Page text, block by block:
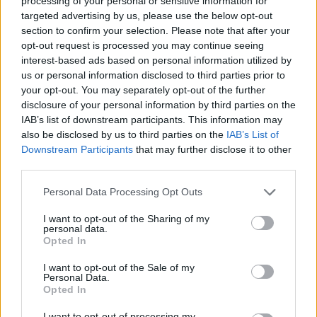
targeted advertising by us, please use the below opt-out
section to confirm your selection. Please note that after your
opt-out request is processed you may continue seeing
interest-based ads based on personal information utilized by
us or personal information disclosed to third parties prior to
your opt-out. You may separately opt-out of the further
disclosure of your personal information by third parties on the
IAB’s list of downstream participants. This information may
also be disclosed by us to third parties on the IAB’s List of
Downstream Participants that may further disclose it to other
Personal Data Processing Opt Outs
I want to opt-out of the Sharing of my
personal data.
Opted In
I want to opt-out of the Sale of my
Personal Data.
Opted In
nim wiecej sie wypowiedzieć. Będę wdzięczna
za wszelkie informacje
Choroby warg sromowych
Bielactwo warg sromowych
Forum:
Ginekologia - forum dla rodziny i
pacjentki
ropień gruczołu bartholina
Reklama: